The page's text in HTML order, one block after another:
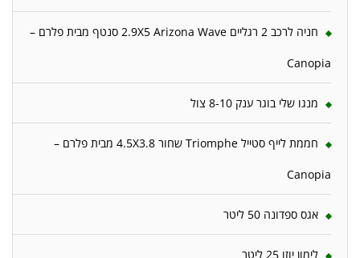
חניה לרכב 2 רגליים 2.9X5 Arizona Wave סנטף מבית פלרם –
Canopia
מנגו שלי בוגר ענק 8-10 צול
חממת לייף סטייל Triomphe שחור 4.5X3.8 מבית פלרם –
Canopia
אגס ספדונה 50 ליטר
לימון יוזו 25 ליטר